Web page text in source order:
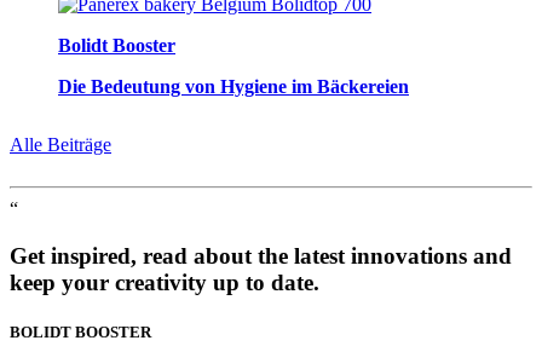
Bolidt Booster
Die Bedeutung von Hygiene im Bäckereien
Alle Beiträge
“
Get inspired, read about the latest innovations and
keep your creativity up to date.
BOLIDT BOOSTER